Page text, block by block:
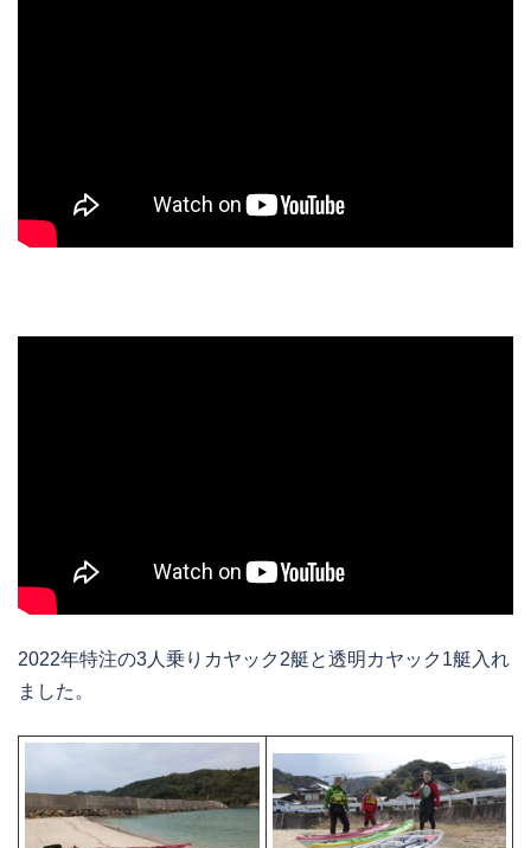
2022年特注の3人乗りカヤック2艇と透明カヤック1艇入れ
ました。